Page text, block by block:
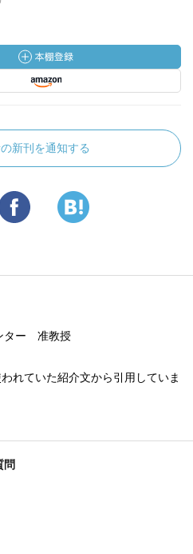
新刊を通知する
ター 准教授
れていた紹介文から引用していま
問